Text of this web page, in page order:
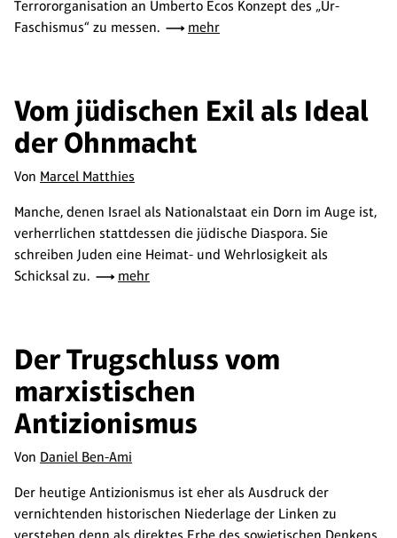
Terrororganisation an Umberto Ecos Konzept des „Ur-
Faschismus“ zu messen.
mehr
Vom jüdischen Exil als Ideal
der Ohnmacht
Von Marcel Matthies
Manche, denen Israel als Nationalstaat ein Dorn im Auge ist,
verherrlichen stattdessen die jüdische Diaspora. Sie
schreiben Juden eine Heimat- und Wehrlosigkeit als
Schicksal zu.
mehr
Der Trugschluss vom
marxistischen
Antizionismus
Von Daniel Ben-Ami
Der heutige Antizionismus ist eher als Ausdruck der
vernichtenden historischen Niederlage der Linken zu